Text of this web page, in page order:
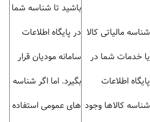
شناسه مالیاتی کالا
یا خدمات شما در
پایگاه اطلاعات
شناسه‌ کالاها وجود
باشید تا شناسه شما
در پایگاه اطلاعات
سامانه مودیان قرار
بگیرد. اما اگر شناسه
های عمومی استفاده